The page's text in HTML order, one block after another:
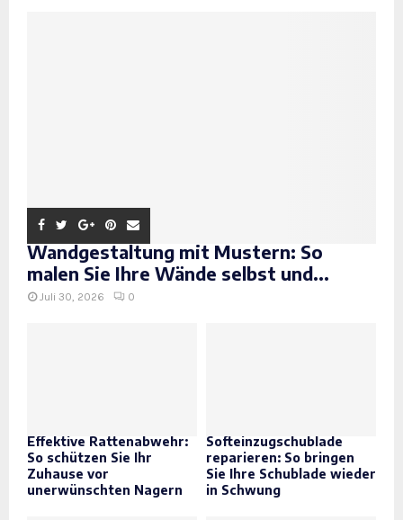
Wandgestaltung mit Mustern: So
malen Sie Ihre Wände selbst und...
Juli 30, 2026 0
Effektive Rattenabwehr:
So schützen Sie Ihr
Zuhause vor
unerwünschten Nagern
Softeinzugschublade
reparieren: So bringen
Sie Ihre Schublade wieder
in Schwung